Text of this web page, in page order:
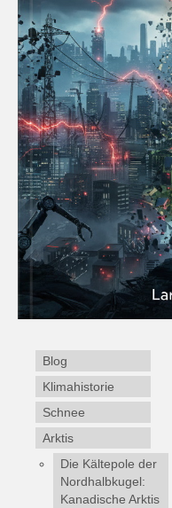
Blog
Klimahistorie
Schnee
Arktis
Die Kältepole der
Nordhalbkugel:
Kanadische Arktis